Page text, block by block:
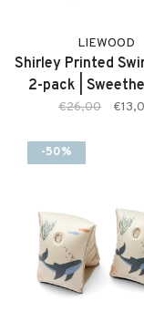
LIEWOOD
Shirley Printed
2-pack |
Pale
€26,00
-50%